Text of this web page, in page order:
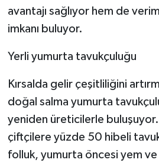
avantajı sağlıyor hem de
imkanı buluyor.
Yerli yumurta tavukçuluğu
Kırsalda gelir çeşitliliğini
doğal salma yumurta
yeniden üreticilerle buluşuyor.
çiftçilere yüzde 50 hibeli
folluk, yumurta öncesi yem